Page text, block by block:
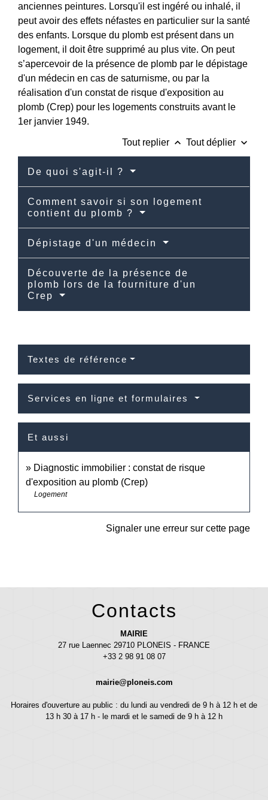
anciennes peintures. Lorsqu'il est ingéré ou inhalé, il
peut avoir des effets néfastes en particulier sur la santé
des enfants. Lorsque du plomb est présent dans un
logement, il doit être supprimé au plus vite. On peut
s’apercevoir de la présence de plomb par le dépistage
d'un médecin en cas de saturnisme, ou par la
réalisation d'un constat de risque d'exposition au
plomb (Crep) pour les logements construits avant le
1er janvier 1949.
Tout replier keyboard_arrow_up Tout déplier keyboard_arrow_down
De quoi s'agit-il ?
Comment savoir si son logement
contient du plomb ?
Dépistage d'un médecin
Découverte de la présence de
plomb lors de la fourniture d'un
Crep
Textes de référence
Services en ligne et formulaires
Et aussi
Diagnostic immobilier : constat de risque
d'exposition au plomb (Crep)
Logement
Signaler une erreur sur cette page
Contacts
MAIRIE
27 rue Laennec 29710 PLONEIS - FRANCE
+33 2 98 91 08 07
mairie@ploneis.com
Horaires d'ouverture au public : du lundi au vendredi de 9 h à 12 h et de
13 h 30 à 17 h - le mardi et le samedi de 9 h à 12 h